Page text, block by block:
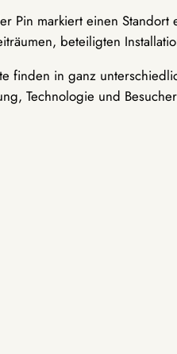
Pin markiert einen
beteiligten
finden in ganz
Technologie und